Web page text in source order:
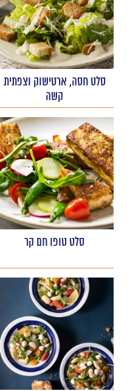
סלט חסה, ארטישוק וצפתית
קשה
סלט טופו חם קר